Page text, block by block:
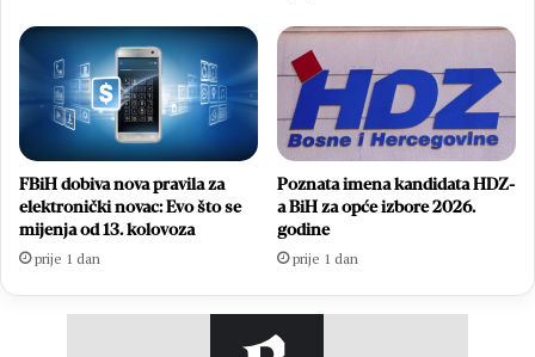
FBiH dobiva nova pravila za
elektronički novac: Evo što se
mijenja od 13. kolovoza
prije 1 dan
Poznata imena kandidata HDZ-
a BiH za opće izbore 2026.
godine
prije 1 dan